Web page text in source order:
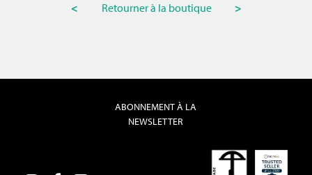
<
Retourner à la boutique >
ABONNEMENT À LA
NEWSLETTER